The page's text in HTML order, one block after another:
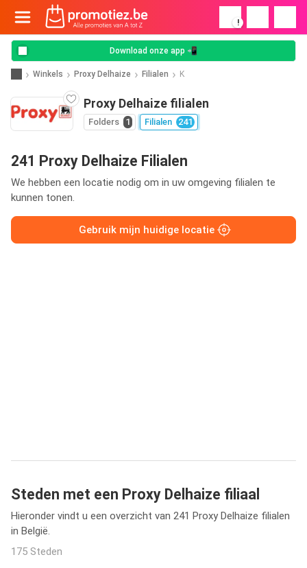
!
Download onze app 📲
Winkels Proxy Delhaize Filialen K
Proxy Delhaize filialen
Folders 1 Filialen 241
241 Proxy Delhaize Filialen
We hebben een locatie nodig om in uw omgeving filialen te
kunnen tonen.
Gebruik mijn huidige locatie
Steden met een Proxy Delhaize filiaal
Hieronder vindt u een overzicht van 241 Proxy Delhaize filialen
in België.
175 Steden